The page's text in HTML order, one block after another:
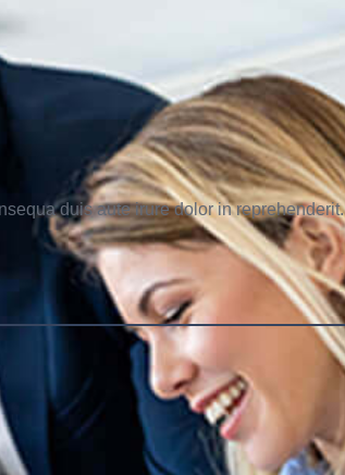
duis aute irure dolor in reprehenderit.